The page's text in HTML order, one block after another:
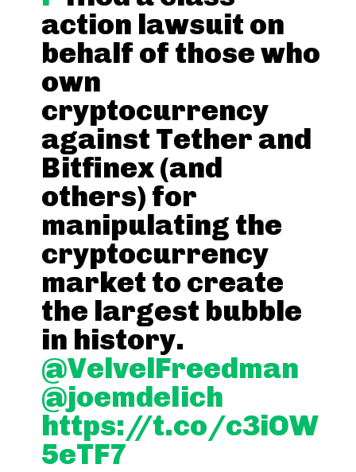
action lawsuit on
behalf of those who
own
cryptocurrency
against Tether and
Bitfinex (and
others) for
manipulating the
cryptocurrency
market to create
the largest bubble
in history.
@VelvelFreedman
@joemdelich
https://t.co/c3iOW
5eTF7